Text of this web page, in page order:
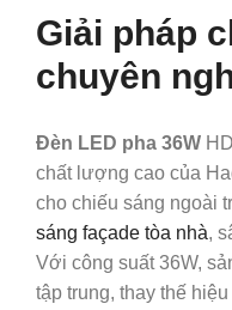
Giải pháp
chuyên
Đèn LED pha 36W
chất lượng cao của
cho chiếu sáng ngoài
sáng façade tòa nhà,
Với công suất 36W,
tập trung, thay thế